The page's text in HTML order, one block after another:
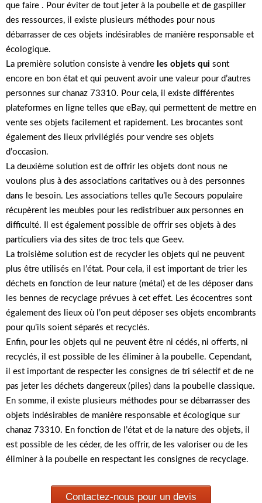
que faire . Pour éviter de tout jeter à la poubelle et de gaspiller
des ressources, il existe plusieurs méthodes pour nous
débarrasser de ces objets indésirables de manière responsable et
écologique.
La première solution consiste à vendre les objets qui sont
encore en bon état et qui peuvent avoir une valeur pour d’autres
personnes sur chanaz 73310. Pour cela, il existe différentes
plateformes en ligne telles que eBay, qui permettent de mettre en
vente ses objets facilement et rapidement. Les brocantes sont
également des lieux privilégiés pour vendre ses objets
d’occasion.
La deuxième solution est de offrir les objets dont nous ne
voulons plus à des associations caritatives ou à des personnes
dans le besoin. Les associations telles qu’le Secours populaire
récupèrent les meubles pour les redistribuer aux personnes en
difficulté. Il est également possible de offrir ses objets à des
particuliers via des sites de troc tels que Geev.
La troisième solution est de recycler les objets qui ne peuvent
plus être utilisés en l’état. Pour cela, il est important de trier les
déchets en fonction de leur nature (métal) et de les déposer dans
les bennes de recyclage prévues à cet effet. Les écocentres sont
également des lieux où l’on peut déposer ses objets encombrants
pour qu’ils soient séparés et recyclés.
Enfin, pour les objets qui ne peuvent être ni cédés, ni offerts, ni
recyclés, il est possible de les éliminer à la poubelle. Cependant,
il est important de respecter les consignes de tri sélectif et de ne
pas jeter les déchets dangereux (piles) dans la poubelle classique.
En somme, il existe plusieurs méthodes pour se débarrasser des
objets indésirables de manière responsable et écologique sur
chanaz 73310. En fonction de l’état et de la nature des objets, il
est possible de les céder, de les offrir, de les valoriser ou de les
éliminer à la poubelle en respectant les consignes de recyclage.
Contactez-nous pour un devis